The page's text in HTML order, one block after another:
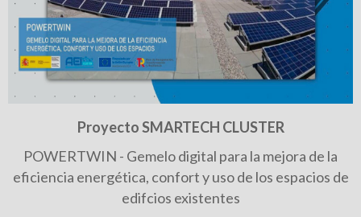
Proyecto SMARTECH CLUSTER
POWERTWIN - Gemelo digital para la mejora de la
eficiencia energética, confort y uso de los espacios de
edifcios existentes